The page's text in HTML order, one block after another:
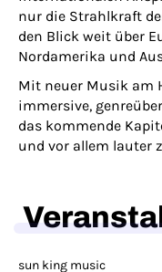
nur die Strahlkraft
den Blick weit über
Nordamerika und
Mit neuer Musik am
immersive,
das kommende
und vor allem lauter
sun king music